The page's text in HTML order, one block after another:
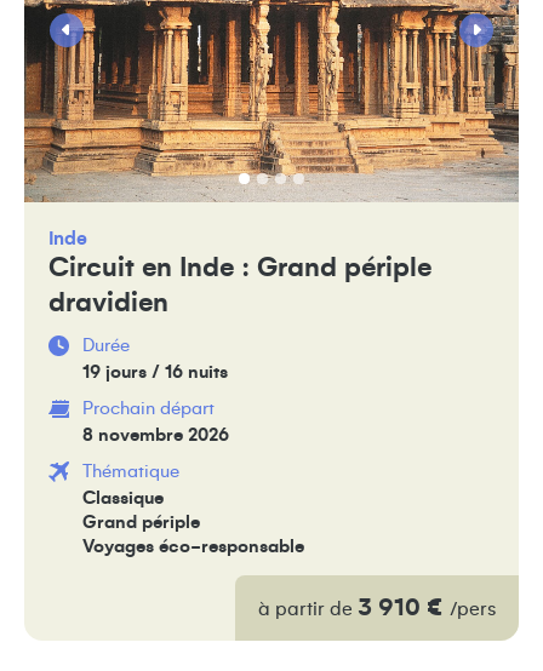
Inde
Circuit en Inde : Grand périple
dravidien
Durée
19 jours / 16 nuits
Prochain départ
8 novembre 2026
Thématique
Classique
Grand périple
Voyages éco-responsable
à partir de 3 910 € /pers